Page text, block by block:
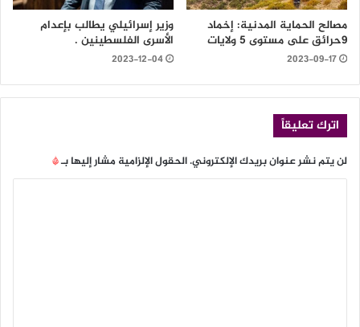
مصالح الحماية المدنية: إخماد
9حرائق على مستوى 5 ولايات
2023-09-17
وزير إسرائيلي يطالب بإعدام
الأسرى الفلسطينين .
2023-12-04
اترك تعليقاً
لن يتم نشر عنوان بريدك الإلكتروني.الحقول الإلزامية مشار إليها بـ*